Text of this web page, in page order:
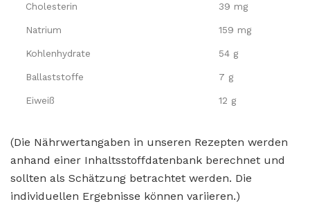
Cholesterin 39 mg
Natrium 159 mg
Kohlenhydrate 54 g
Ballaststoffe 7 g
Eiweiß 12 g
(Die Nährwertangaben in unseren Rezepten werden
anhand einer Inhaltsstoffdatenbank berechnet und
sollten als Schätzung betrachtet werden. Die
individuellen Ergebnisse können variieren.)